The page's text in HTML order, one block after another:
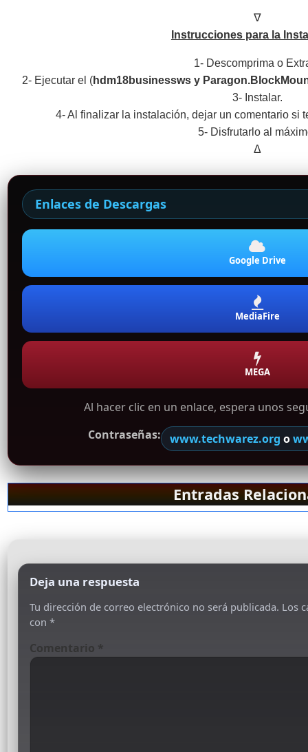
∇
Instrucciones para la
1- Descomprima o
2- Ejecutar el (hdm18businessws y
3- Instalar.
4- Al finalizar la instalación, dejar un comentario si
5- Disfrutarlo al
Δ
Enlaces de Descargas
Google Drive
MediaFire
MEGA
Al hacer clic en un enlace, espera unos
Contraseñas:
www.techwarez.org o
Entradas
Deja una respuesta
Tu dirección de correo electrónico no será publicada. Los
con *
Comentario *